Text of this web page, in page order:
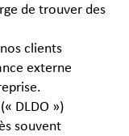
de trouver des
clients
externe
DLDO »)
souvent